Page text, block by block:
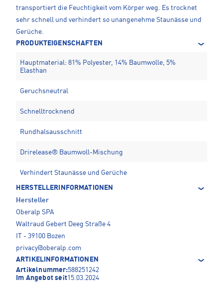
transportiert die Feuchtigkeit vom Körper weg. Es trocknet
sehr schnell und verhindert so unangenehme Staunässe und
Gerüche.
PRODUKTEIGENSCHAFTEN
Hauptmaterial: 81% Polyester, 14% Baumwolle, 5%
Elasthan
Geruchsneutral
Schnelltrocknend
Rundhalsausschnitt
Drirelease® Baumwoll-Mischung
Verhindert Staunässe und Gerüche
HERSTELLERINFORMATIONEN
Hersteller
Oberalp SPA
Waltraud Gebert Deeg Straße 4
IT - 39100 Bozen
privacy@oberalp.com
ARTIKELINFORMATIONEN
Artikelnummer:588251242
Im Angebot seit15.03.2024